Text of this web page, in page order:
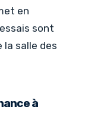
en
sont
la salle des
à